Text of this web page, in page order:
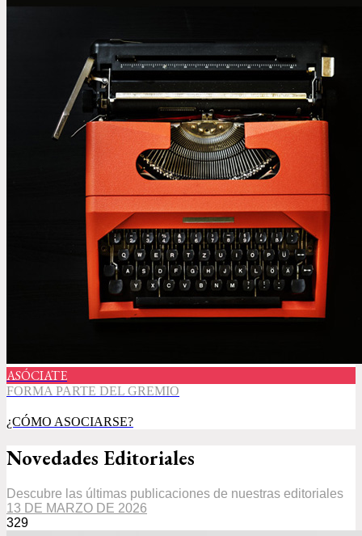
ASÓCIATE
FORMA PARTE DEL GREMIO
¿CÓMO ASOCIARSE?
Novedades Editoriales
Descubre las últimas publicaciones de nuestras editoriales
13 DE MARZO DE 2026
329